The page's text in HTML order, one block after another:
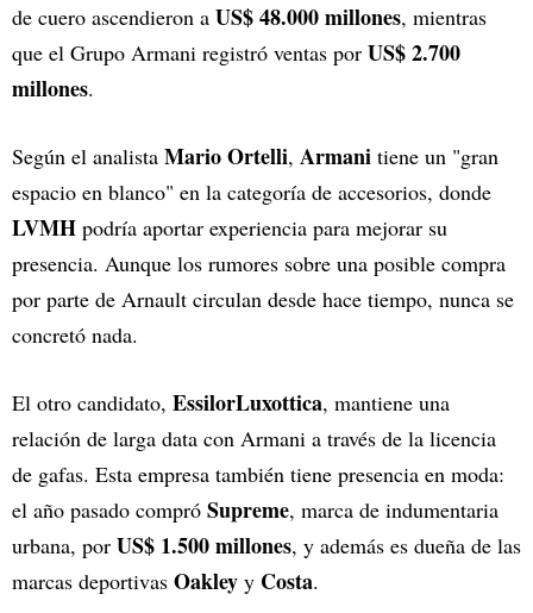
de cuero ascendieron a US$ 48.000 millones, mientras
que el Grupo Armani registró ventas por US$ 2.700
millones.
Según el analista Mario Ortelli, Armani tiene un "gran
espacio en blanco" en la categoría de accesorios, donde
LVMH podría aportar experiencia para mejorar su
presencia. Aunque los rumores sobre una posible compra
por parte de Arnault circulan desde hace tiempo, nunca se
concretó nada.
El otro candidato, EssilorLuxottica, mantiene una
relación de larga data con Armani a través de la licencia
de gafas. Esta empresa también tiene presencia en moda:
el año pasado compró Supreme, marca de indumentaria
urbana, por US$ 1.500 millones, y además es dueña de las
marcas deportivas Oakley y Costa.